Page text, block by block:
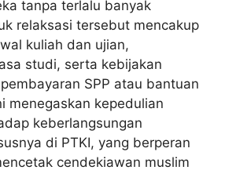
tanpa terlalu banyak
relaksasi tersebut mencakup
kuliah dan ujian,
studi, serta kebijakan
SPP atau bantuan
menegaskan kepedulian
keberlangsungan
di PTKI, yang berperan
cendekiawan muslim